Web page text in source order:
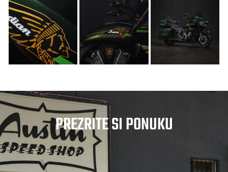
PREZRITE SI PONUKU